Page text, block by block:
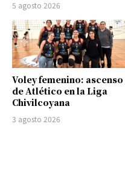
5 agosto 2026
Voley femenino: ascenso
de Atlético en la Liga
Chivilcoyana
3 agosto 2026